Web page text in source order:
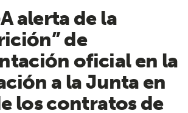
alerta de la
de
oficial en la
a la Junta en
los contratos de